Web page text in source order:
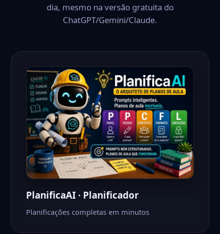
dia, mesmo na versão gratuita do
ChatGPT/Gemini/Claude.
PlanificaAI · Planificador
Planificações completas em minutos